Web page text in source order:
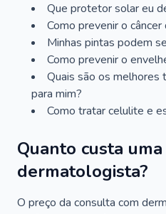
Que protetor solar eu
Como prevenir o
Minhas pintas podem
Como prevenir o
Quais são os
para mim?
Como tratar celulite e
Quanto custa
dermatologista?
O preço da consulta com